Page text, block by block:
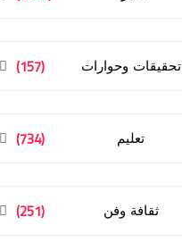
تحقيقات وحوارات (157)
تعليم (734)
ثقافة وفن (251)